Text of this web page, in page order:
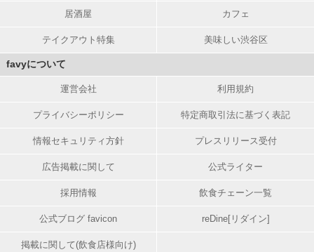
居酒屋 カフェ
テイクアウト特集 美味しい渋谷区
favyについて
運営会社 利用規約
プライバシーポリシー 特定商取引法に基づく表記
情報セキュリティ方針 プレスリリース受付
広告掲載に関して 公式ライター
採用情報 飲食チェーン一覧
公式ブログ favicon reDine[リダイン]
掲載に関して(飲食店様向け)